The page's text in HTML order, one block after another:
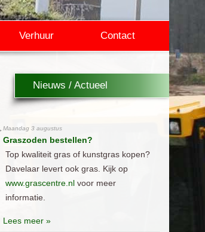
Verhuur Contact
Nieuws / Actueel
Maandag 3 augustus
Graszoden bestellen?
Top kwaliteit gras of kunstgras kopen?
Davelaar levert ook gras. Kijk op
www.grascentre.nl voor meer
informatie.
Lees meer »